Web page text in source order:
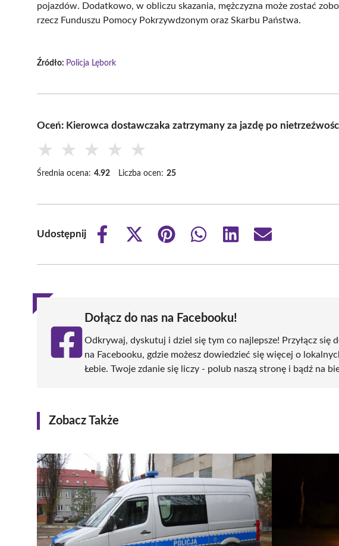
pojazdów. Dodatkowo, w obliczu skazania, mężczyzna może zostać
rzecz Funduszu Pomocy Pokrzywdzonym oraz Skarbu Państwa.
Źródło: Policja Lębork
Oceń: Kierowca dostawczaka zatrzymany za jazdę po
★ ★ ★ ★ ★
Średnia ocena: 4.92 Liczba ocen: 25
Udostępnij
Share
Share
(Twitter)
Share
Share
Share
Share
Dołącz do nas na Facebooku!
Odkrywaj, dyskutuj i dziel się tym co najlepsze! Przyłącz się
na Facebooku, gdzie możesz dowiedzieć się więcej o
Łebie. Twoje zdanie się liczy - polub naszą stronę i bądź na
Zobacz Także